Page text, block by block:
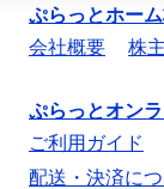
ぷらっとホー
会社概要
株
ぷらっとオン
ご利用ガイド
配送・決済に